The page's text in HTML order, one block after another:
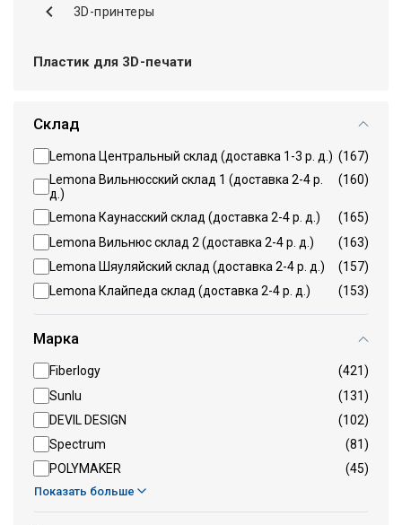
3D-принтеры
Пластик для 3D-печати
Склад
Lemona Центральный склад (доставка 1-3 р. д.) (167)
Lemona Вильнюсский склад 1 (доставка 2-4 р.
д.)
(160)
Lemona Каунасский склад (доставка 2-4 р. д.)
(165)
Lemona Вильнюс склад 2 (доставка 2-4 р. д.)
(163)
Lemona Шяуляйский склад (доставка 2-4 р. д.)
(157)
Lemona Клайпеда склад (доставка 2-4 р. д.)
(153)
Марка
Fiberlogy
(421)
Sunlu
(131)
DEVIL DESIGN
(102)
Spectrum
(81)
POLYMAKER
(45)
Показать больше